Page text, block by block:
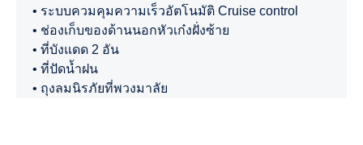
• ระบบควมคุมความเร็วอัตโนมัติ Cruise control
• ช่องเก็บของด้านนอกหัวเก๋งฝั่งซ้าย
• ที่บังแดด 2 อัน
• ที่ปัดน้ำฝน
• ถุงลมนิรภัยที่พวงมาลัย